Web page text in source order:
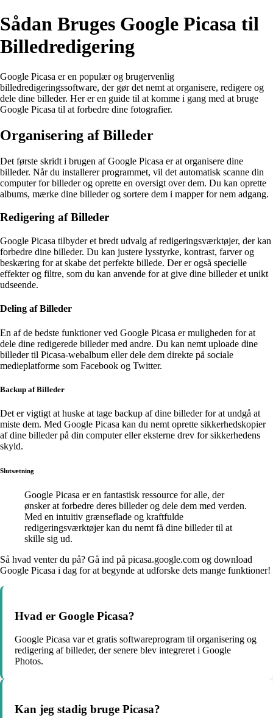
Sådan Bruges Google Picasa til
Billedredigering
Google Picasa er en populær og brugervenlig
billedredigeringssoftware, der gør det nemt at organisere, redigere og
dele dine billeder. Her er en guide til at komme i gang med at bruge
Google Picasa til at forbedre dine fotografier.
Organisering af Billeder
Det første skridt i brugen af Google Picasa er at organisere dine
billeder. Når du installerer programmet, vil det automatisk scanne din
computer for billeder og oprette en oversigt over dem. Du kan oprette
albums, mærke dine billeder og sortere dem i mapper for nem adgang.
Redigering af Billeder
Google Picasa tilbyder et bredt udvalg af redigeringsværktøjer, der kan
forbedre dine billeder. Du kan justere lysstyrke, kontrast, farver og
beskæring for at skabe det perfekte billede. Der er også specielle
effekter og filtre, som du kan anvende for at give dine billeder et unikt
udseende.
Deling af Billeder
En af de bedste funktioner ved Google Picasa er muligheden for at
dele dine redigerede billeder med andre. Du kan nemt uploade dine
billeder til Picasa-webalbum eller dele dem direkte på sociale
medieplatforme som Facebook og Twitter.
Backup af Billeder
Det er vigtigt at huske at tage backup af dine billeder for at undgå at
miste dem. Med Google Picasa kan du nemt oprette sikkerhedskopier
af dine billeder på din computer eller eksterne drev for sikkerhedens
skyld.
Slutsætning
Google Picasa er en fantastisk ressource for alle, der
ønsker at forbedre deres billeder og dele dem med verden.
Med en intuitiv grænseflade og kraftfulde
redigeringsværktøjer kan du nemt få dine billeder til at
skille sig ud.
Så hvad venter du på? Gå ind på picasa.google.com og download
Google Picasa i dag for at begynde at udforske dets mange funktioner!
Hvad er Google Picasa?
Google Picasa var et gratis softwareprogram til organisering og
redigering af billeder, der senere blev integreret i Google
Photos.
Kan jeg stadig bruge Picasa?